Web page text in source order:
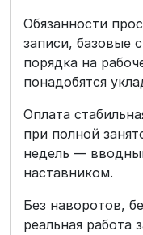
Обязанности
записи, базовые
порядка на
понадобятся
Оплата
при полной
недель —
наставником.
Без наворотов,
реальная работа